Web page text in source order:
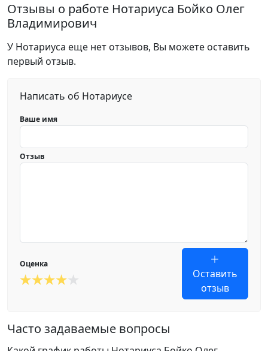
Отзывы о работе Нотариуса Бойко Олег
Владимирович
У Нотариуса еще нет отзывов, Вы можете оставить
первый отзыв.
Написать об Нотариусе
Ваше имя
Отзыв
Оценка
Оставить
отзыв
Часто задаваемые вопросы